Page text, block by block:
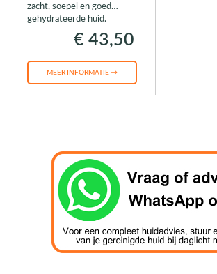
zacht, soepel en goed
gehydrateerde huid.
€ 43,50
MEER INFORMATIE →